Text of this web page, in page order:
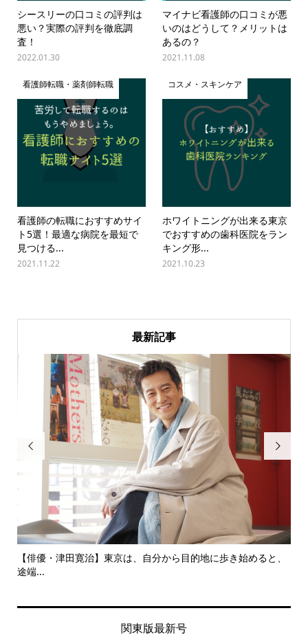
シースリーの口コミの評判は
悪い？実際の評判を徹底調
査！
2022.01.30
マイナビ看護師の口コミが悪
いのはどうして？メリットは
あるの？
2021.11.08
看護師転職・薬剤師転職
看護師の転職におすすめサイ
ト5選！最適な病院を最短で
見つける...
2021.11.22
コスメ・スキンケア
ホワイトニングが出来る東京
でおすすめの歯科医院をラン
キング形...
2021.10.23
最新記事

【俳優・津田寛治】東京は、自分から目的地に歩き始めると、
途端...

関東版最新号